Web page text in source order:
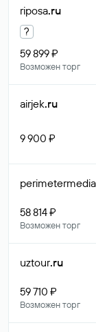
riposa.ru
?
59 899 ₽
Возможен торг
airjek.ru
9 900 ₽
perimetermedia
58 814 ₽
Возможен торг
uztour.ru
59 710 ₽
Возможен торг